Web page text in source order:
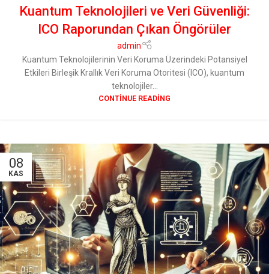
Kuantum Teknolojileri ve Veri Güvenliği:
ICO Raporundan Çıkan Öngörüler
admin
Kuantum Teknolojilerinin Veri Koruma Üzerindeki Potansiyel
Etkileri Birleşik Krallık Veri Koruma Otoritesi (ICO), kuantum
teknolojiler...
CONTINUE READING
08
KAS